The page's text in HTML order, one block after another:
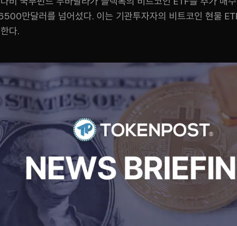
만달러를 넘어섰다. 이는 기관투자자의 비트코인 현물
다.